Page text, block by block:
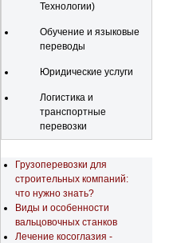
Технологии)
Обучение и языковые
переводы
Юридические услуги
Логистика и
транспортные
перевозки
Грузоперевозки для
строительных компаний:
что нужно знать?
Виды и особенности
вальцовочных станков
Лечение косоглазия -